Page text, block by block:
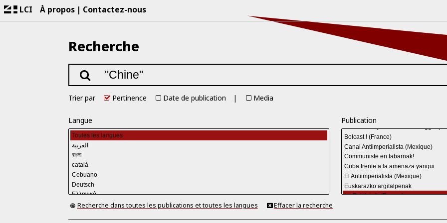
LCI À propos Contactez-nous
Recherche
Trier par Pertinence Date de publication Media
Langue Publication
Recherche dans toutes les publications et toutes les langues Effacer la recherche